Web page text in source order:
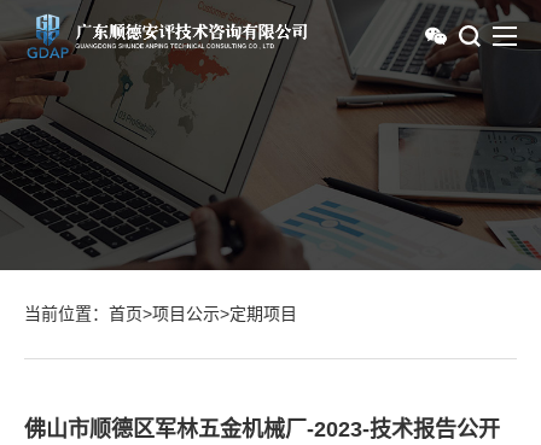
当前位置： 首页>项目公示>定期项目
佛山市顺德区军林五金机械厂-2023-技术报告公开